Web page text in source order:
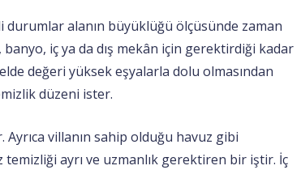
alanın büyüklüğü ölçüsünde zaman
iç ya da dış mekân için gerektirdiği kadar
değeri yüksek eşyalarla dolu olmasından
düzeni ister.
Ayrıca villanın sahip olduğu havuz gibi
ayrı ve uzmanlık gerektiren bir iştir. İç